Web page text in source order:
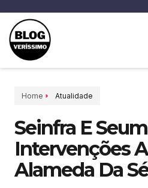
Home Atualidade
Seinfra E
Intervenções
Alameda Da Sé